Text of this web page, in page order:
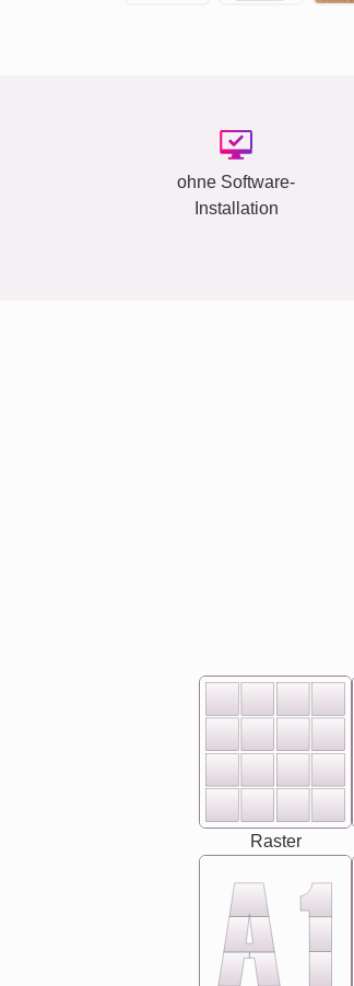
ohne Software-
Installation
Raster